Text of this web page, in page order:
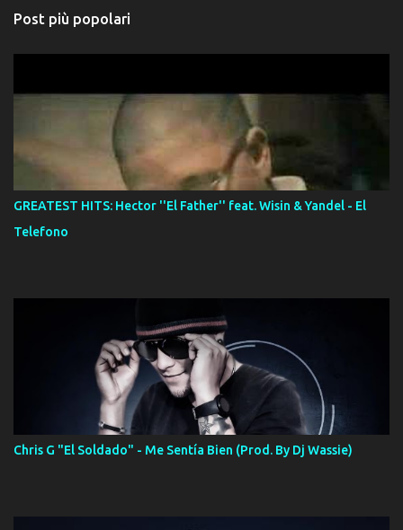
Post più popolari
GREATEST HITS: Hector ''El Father'' feat. Wisin & Yandel - El
Telefono
Chris G "El Soldado" - Me Sentía Bien (Prod. By Dj Wassie)